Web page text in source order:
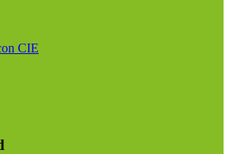
CIE